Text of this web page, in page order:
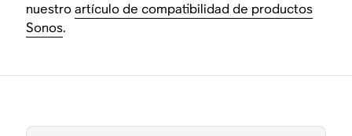
nuestroartículo de compatibilidad de productos
Sonos.